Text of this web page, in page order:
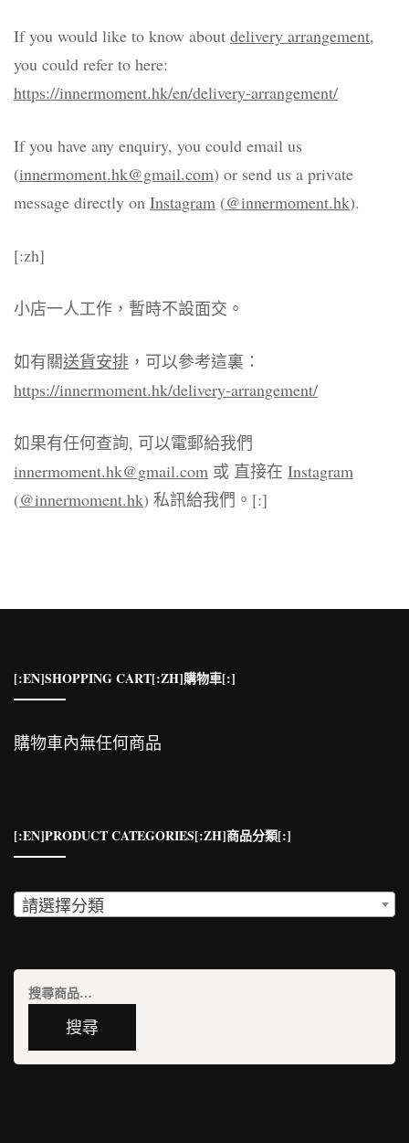
If you would like to know about delivery arrangement,
you could refer to here:
https://innermoment.hk/en/delivery-arrangement/
If you have any enquiry, you could email us
(innermoment.hk@gmail.com) or send us a private
message directly on Instagram (@innermoment.hk).
[:zh]
小店一人工作，暫時不設面交。
如有關送貨安排 ，可以參考這裏：
https://innermoment.hk/delivery-arrangement/
如果有任何查詢, 可以電郵給我們
innermoment.hk@gmail.com 或 直接在 Instagram
(@innermoment.hk) 私訊給我們。[:]
[:EN]SHOPPING CART[:ZH]購物車[:]
購物車內無任何商品
[:EN]PRODUCT CATEGORIES[:ZH]商品分類[:]
請選擇分類
搜尋